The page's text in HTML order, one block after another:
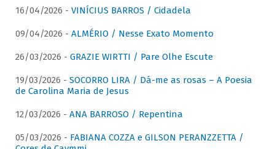
16/04/2026 - VINÍCIUS BARROS / Cidadela
09/04/2026 - ALMÉRIO / Nesse Exato Momento
26/03/2026 - GRAZIE WIRTTI / Pare Olhe Escute
19/03/2026 - SOCORRO LIRA / Dá-me as rosas – A Poesia
de Carolina Maria de Jesus
12/03/2026 - ANA BARROSO / Repentina
05/03/2026 - FABIANA COZZA e GILSON PERANZZETTA /